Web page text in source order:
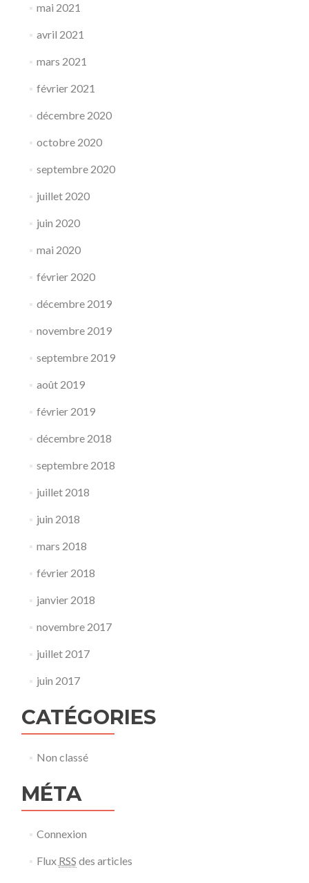
mai 2021
avril 2021
mars 2021
février 2021
décembre 2020
octobre 2020
septembre 2020
juillet 2020
juin 2020
mai 2020
février 2020
décembre 2019
novembre 2019
septembre 2019
août 2019
février 2019
décembre 2018
septembre 2018
juillet 2018
juin 2018
mars 2018
février 2018
janvier 2018
novembre 2017
juillet 2017
juin 2017
CATÉGORIES
Non classé
MÉTA
Connexion
Flux RSS des articles